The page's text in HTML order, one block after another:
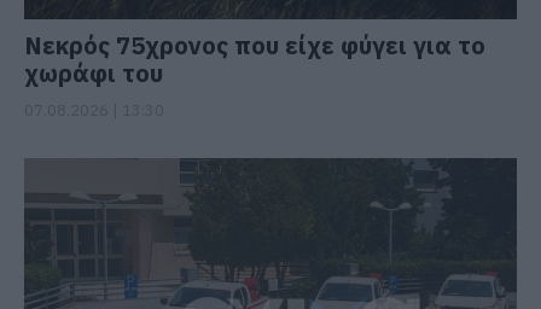
Νεκρός 75χρονος που είχε φύγει για το
χωράφι του